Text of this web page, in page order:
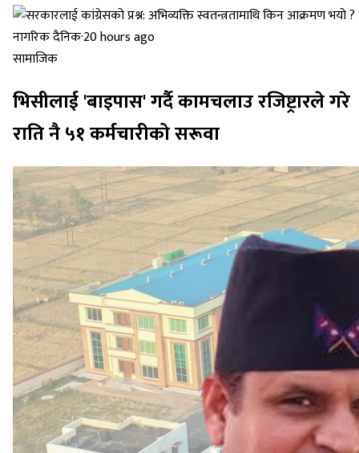
नागरिक दैनिक·20 hours ago
सामाजिक
भिसीलाई 'बाइपास' गर्दै कामचलाउ रजिष्ट्रारले गरे
राति नै ५१ कर्मचारीको सरूवा